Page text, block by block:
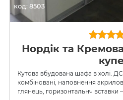
код: 8503
Нордік та
купе
Кутова вбудована шафа в холі.
комбіновані, наповнення
глянець, горизонтальнч вставки